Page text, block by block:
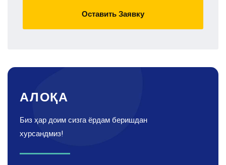
Оставить Заявку
АЛОҚА
Биз ҳар доим сизга ёрдам беришдан
хурсандмиз!